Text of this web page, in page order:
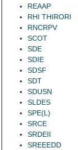
REAAP
RHI THIRORI
RNCRPV
SCOT
SDE
SDIE
SDSF
SDT
SDUSN
SLDES
SPE(L)
SRCE
SRDEII
SREEEDD